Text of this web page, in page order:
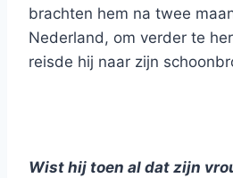
brachten hem na twee
Nederland, om verder te
reisde hij naar zijn
Wist hij toen al dat zijn